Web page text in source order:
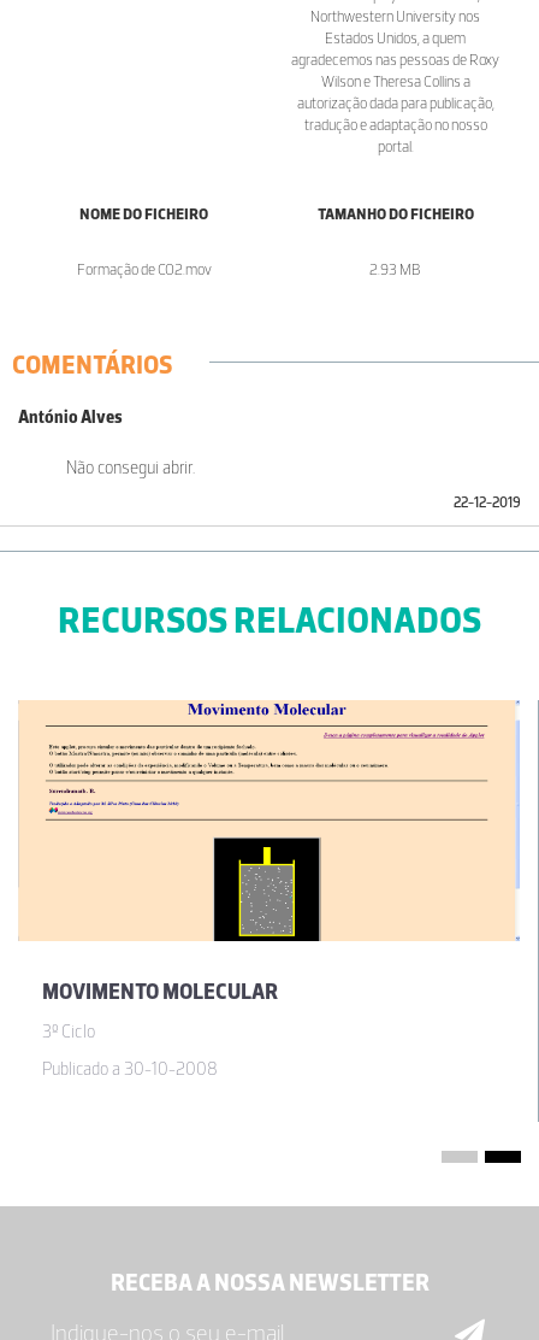
Northwestern University nos
Estados Unidos, a quem
agradecemos nas pessoas de Roxy
Wilson e Theresa Collins a
autorização dada para publicação,
tradução e adaptação no nosso
portal.
NOME DO FICHEIRO
Formação de CO2.mov
TAMANHO DO FICHEIRO
2.93 MB
COMENTÁRIOS
António Alves
Não consegui abrir.
22-12-2019
RECURSOS RELACIONADOS
MOVIMENTO MOLECULAR
3º Ciclo
Publicado a 30-10-2008
RECEBA A NOSSA NEWSLETTER